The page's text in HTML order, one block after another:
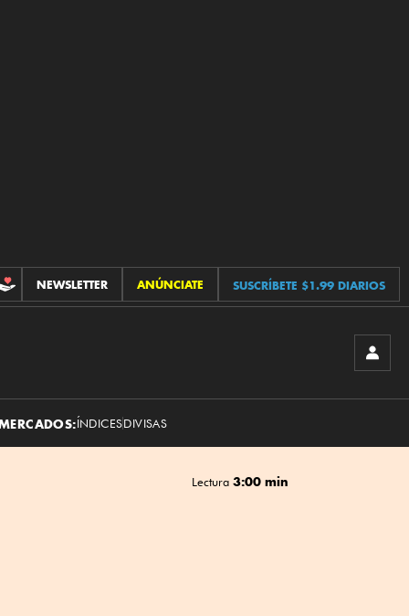
CONTRIBUCIONES
NEWSLETTER ANÚNCIATE SUSCRÍBETE $1.99 DIARIOS
ÍNDICESDIVISAS
Lectura 3:00 min